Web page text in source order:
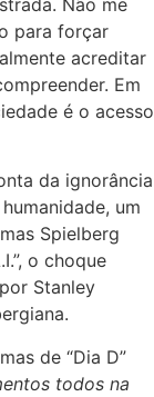
para forçar
acreditar
Em
é o acesso
da ignorância
um
Spielberg
o choque
Stanley
de “Dia D”
todos na